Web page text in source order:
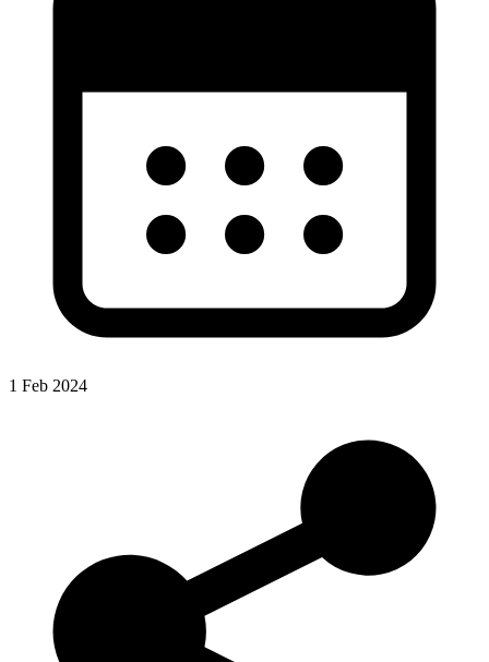
1 Feb 2024